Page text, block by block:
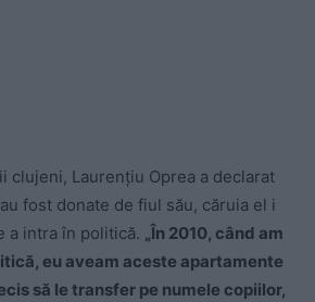
clujeni, Laurențiu Oprea a declarat
fost donate de fiul său, căruia el i
a intra în politică. „În 2010, când am
eu aveam aceste apartamente
să le transfer pe numele copiilor,